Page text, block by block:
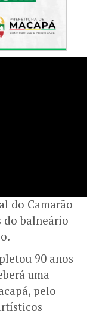
do Camarão
do balneário
90 anos
uma
pelo